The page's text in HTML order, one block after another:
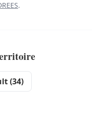
.
(34)